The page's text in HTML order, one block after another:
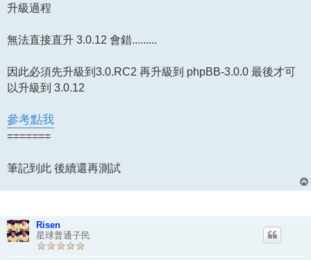
升級過程
無法直接直升 3.0.12 會錯.........
因此必須先升級到3.0.RC2 再升級到 phpBB-3.0.0 最後才可
以升級到 3.0.12
參考點我
=======
筆記到此 後續還再測試
Risen
星球普通子民